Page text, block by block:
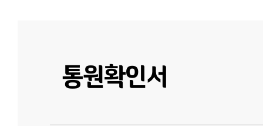
통원확인서